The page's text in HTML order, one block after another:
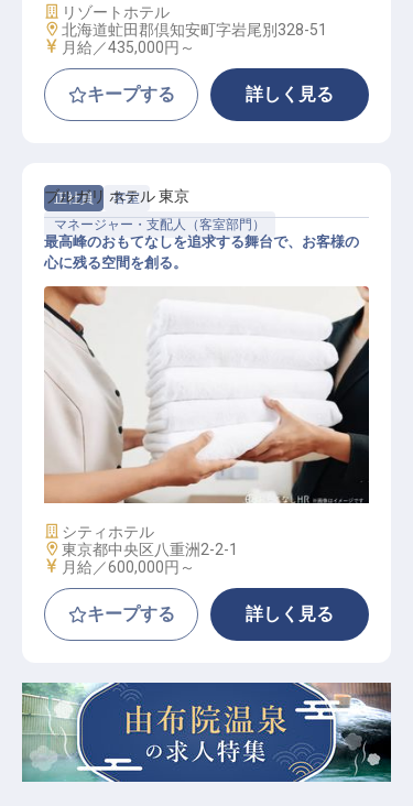
施設業態
リゾートホテル
勤務地
北海道虻田郡倶知安町字岩尾別328-51
給与
月給／435,000円～
キープする 詳しく見る
正社員
客室
マネージャー・支配人（客室部門）
【宿泊部門】エグゼクティブ ハウス
キーパー
ブルガリ ホテル 東京
最高峰のおもてなしを追求する舞台で、お客様の
心に残る空間を創る。
施設業態
シティホテル
勤務地
東京都中央区八重洲2-2-1
給与
月給／600,000円～
キープする 詳しく見る